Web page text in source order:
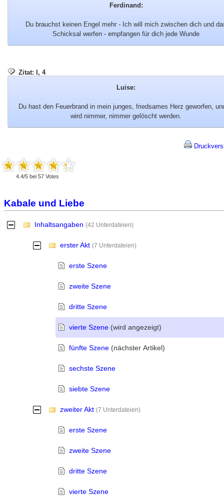
Ferdinand:
Du brauchst keinen Engel mehr - Ich will mich zwischen dich und
Schicksal werfen - empfangen für dich jede Wunde
Zitat: I, 4
Luise:
Du hast den Feuerbrand in mein junges, friedsames Herz geworfen,
wird nimmer, nimmer gelöscht werden.
4.4/5 bei 57 Votes
Kabale und Liebe
- Inhaltsangaben (42 Unterdateien)
- erster Akt (7 Unterdateien)
erste Szene
zweite Szene
dritte Szene
vierte Szene(wird angezeigt)
fünfte Szene(nächster Artikel)
sechste Szene
siebte Szene
- zweiter Akt (7 Unterdateien)
erste Szene
zweite Szene
dritte Szene
vierte Szene